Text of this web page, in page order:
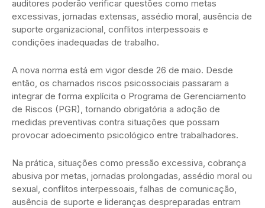
auditores poderão verificar questões como metas
excessivas, jornadas extensas, assédio moral, ausência de
suporte organizacional, conflitos interpessoais e
condições inadequadas de trabalho.
A nova norma está em vigor desde 26 de maio. Desde
então, os chamados riscos psicossociais passaram a
integrar de forma explícita o Programa de Gerenciamento
de Riscos (PGR), tornando obrigatória a adoção de
medidas preventivas contra situações que possam
provocar adoecimento psicológico entre trabalhadores.
Na prática, situações como pressão excessiva, cobrança
abusiva por metas, jornadas prolongadas, assédio moral ou
sexual, conflitos interpessoais, falhas de comunicação,
ausência de suporte e lideranças despreparadas entram